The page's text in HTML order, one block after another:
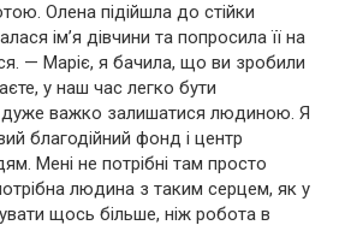
Олена підійшла до стійки
ім’я дівчини та попросила її на
— Маріє, я бачила, що ви зробили
у наш час легко бути
дуже важко залишатися людиною. Я
благодійний фонд і центр
Мені не потрібні там просто
людина з таким серцем, як у
щось більше, ніж робота в